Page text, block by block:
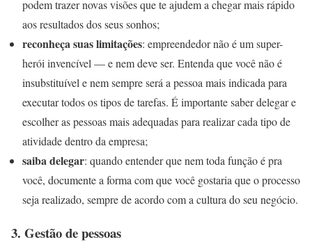
podem trazer novas visões que te ajudem a chegar mais rápido
aos resultados dos seus sonhos;
reconheça suas limitações: empreendedor não é um super-
herói invencível — e nem deve ser. Entenda que você não é
insubstituível e nem sempre será a pessoa mais indicada para
executar todos os tipos de tarefas. É importante saber delegar e
escolher as pessoas mais adequadas para realizar cada tipo de
atividade dentro da empresa;
saiba delegar: quando entender que nem toda função é pra
você, documente a forma com que você gostaria que o processo
seja realizado, sempre de acordo com a cultura do seu negócio.
3. Gestão de pessoas